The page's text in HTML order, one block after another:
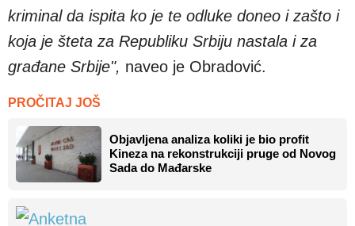
kriminal da ispita ko je te odluke doneo i zašto i
koja je šteta za Republiku Srbiju nastala i za
građane Srbije", naveo je Obradović.
PROČITAJ JOŠ
Objavljena analiza koliki je bio profit
Kineza na rekonstrukciji pruge od Novog
Sada do Mađarske